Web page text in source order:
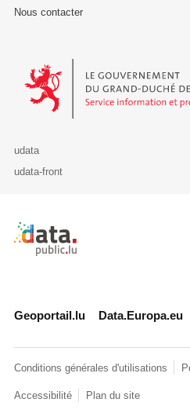
Nous contacter
Le Gouvernement du Grand-
udata
udata-front
Retour à l'accueil de
Geoportail.lu Data.Europa.eu
Conditions générales d'utilisations
Accessibilité Plan du site